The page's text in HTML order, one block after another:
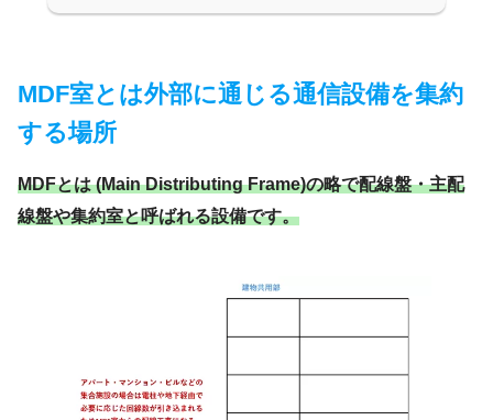
MDF室とは外部に通じる通信設備を集約
する場所
MDFとは (Main Distributing Frame)の略で配線盤・主配
線盤や集約室と呼ばれる設備です。